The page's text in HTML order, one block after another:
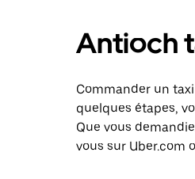
Antioch
Commander un
quelques étapes,
Que vous
vous sur Uber.com